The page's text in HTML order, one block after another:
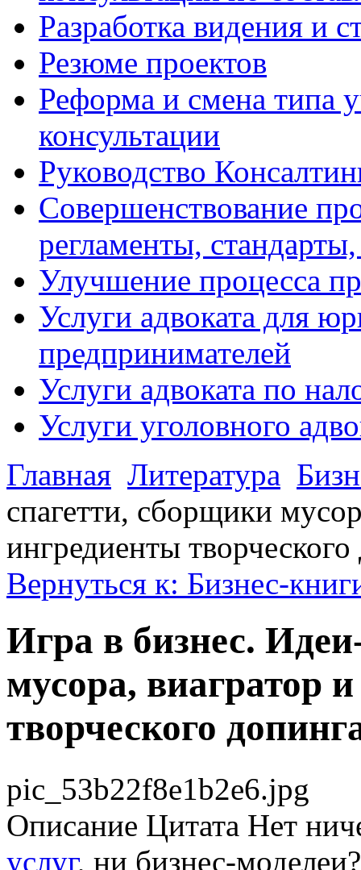
Разработка видения и
Резюме проектов
Реформа и смена типа
консультации
Руководство
Совершенствование
регламенты,
Улучшение процесса
Услуги адвоката для
предпринимателей
Услуги адвоката по
Услуги уголовного
Главная Литература
спагетти, сборщики
ингредиенты
Вернуться к: Бизнес-
Игра в бизнес.
мусора, виагратор
творческого
pic_53b22f8e1b2e6.jpg
Описание Цитата Нет
услуг, ни бизнес-